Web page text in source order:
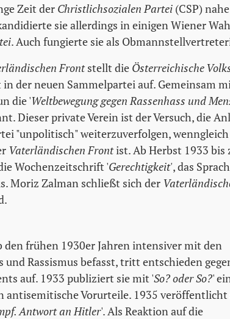
Zeit der Christlichsozialen Partei (CSP)
sie allerdings in einigen Wiener
. Auch fungierte sie als
Frontstellt die Österreichische
der neuen Sammelpartei auf. Gemeinsam
die 'Weltbewegung gegen Rassenhass und
Dieser private Verein ist der Versuch, die
"unpolitisch" weiterzuverfolgen,
Vaterländischen Frontist. Ab Herbst 1933 bis
Wochenzeitschrift 'Gerechtigkeit', das
Moriz Zalman schließt sich der
den frühen 1930er Jahren intensiver mit den
Rassismus befasst, tritt entschieden
auf. 1933 publiziert sie mit 'So? oder So?'
antisemitische Vorurteile. 1935 veröffentlicht
Antwort an Hitler'. Als Reaktion auf die